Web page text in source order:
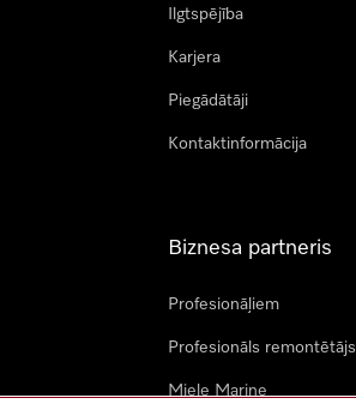
Ilgtspējība
Karjera
Piegādātāji
Kontaktinformācija
Biznesa partneris
Profesionāļiem
Profesionāls remontētājs
Miele Marine